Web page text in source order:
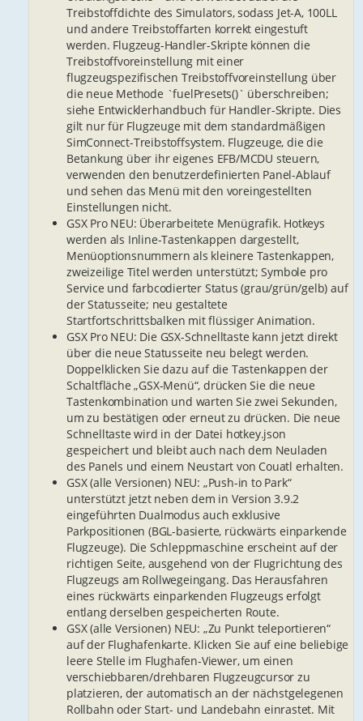
Treibstoffdichte des Simulators, sodass Jet-A, 100LL
und andere Treibstoffarten korrekt eingestuft
werden. Flugzeug-Handler-Skripte können die
Treibstoffvoreinstellung mit einer
flugzeugspezifischen Treibstoffvoreinstellung über
die neue Methode `fuelPresets()` überschreiben;
siehe Entwicklerhandbuch für Handler-Skripte. Dies
gilt nur für Flugzeuge mit dem standardmäßigen
SimConnect-Treibstoffsystem. Flugzeuge, die die
Betankung über ihr eigenes EFB/MCDU steuern,
verwenden den benutzerdefinierten Panel-Ablauf
und sehen das Menü mit den voreingestellten
Einstellungen nicht.
GSX Pro NEU: Überarbeitete Menügrafik. Hotkeys
werden als Inline-Tastenkappen dargestellt,
Menüoptionsnummern als kleinere Tastenkappen,
zweizeilige Titel werden unterstützt; Symbole pro
Service und farbcodierter Status (grau/grün/gelb) auf
der Statusseite; neu gestaltete
Startfortschrittsbalken mit flüssiger Animation.
GSX Pro NEU: Die GSX-Schnelltaste kann jetzt direkt
über die neue Statusseite neu belegt werden.
Doppelklicken Sie dazu auf die Tastenkappen der
Schaltfläche „GSX-Menü“, drücken Sie die neue
Tastenkombination und warten Sie zwei Sekunden,
um zu bestätigen oder erneut zu drücken. Die neue
Schnelltaste wird in der Datei hotkey.json
gespeichert und bleibt auch nach dem Neuladen
des Panels und einem Neustart von Couatl erhalten.
GSX (alle Versionen) NEU: „Push-in to Park“
unterstützt jetzt neben dem in Version 3.9.2
eingeführten Dualmodus auch exklusive
Parkpositionen (BGL-basierte, rückwärts einparkende
Flugzeuge). Die Schleppmaschine erscheint auf der
richtigen Seite, ausgehend von der Flugrichtung des
Flugzeugs am Rollwegeingang. Das Herausfahren
eines rückwärts einparkenden Flugzeugs erfolgt
entlang derselben gespeicherten Route.
GSX (alle Versionen) NEU: „Zu Punkt teleportieren“
auf der Flughafenkarte. Klicken Sie auf eine beliebige
leere Stelle im Flughafen-Viewer, um einen
verschiebbaren/drehbaren Flugzeugcursor zu
platzieren, der automatisch an der nächstgelegenen
Rollbahn oder Start- und Landebahn einrastet. Mit